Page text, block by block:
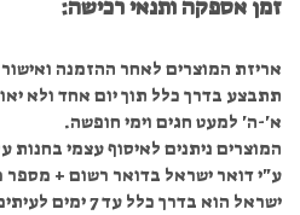
זמן אספקה ותנאי רכישה:
אריזת המוצרים לאחר ההזמנה
תתבצע בדרך כלל תוך יום אחד ולא
א'-ה' למעט חגים וימי חופשה.
המוצרים ניתנים לאיסוף עצמי בחנות
ע"י דואר ישראל בדואר רשום +
ישראל הוא בדרך כלל עד 7 ימים לעיתים מתעכב ליותר.